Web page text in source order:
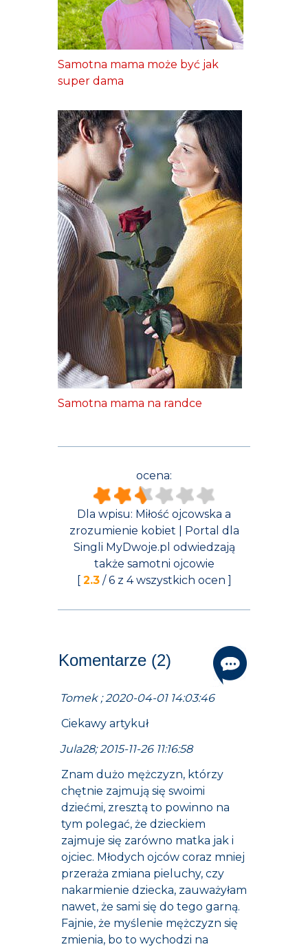
Samotna mama może być jak
super dama
Samotna mama na randce
ocena:
Dla wpisu: Miłość ojcowska a
zrozumienie kobiet | Portal dla
Singli MyDwoje.pl odwiedzają
także samotni ojcowie
[ 2.3/6z 4wszystkich ocen ]
Komentarze (2)
Tomek ; 2020-04-01 14:03:46
Ciekawy artykuł
Jula28; 2015-11-26 11:16:58
Znam dużo mężczyzn, którzy
chętnie zajmują się swoimi
dziećmi, zresztą to powinno na
tym polegać, że dzieckiem
zajmuje się zarówno matka jak i
ojciec. Młodych ojców coraz mniej
przeraża zmiana pieluchy, czy
nakarmienie dziecka, zauważyłam
nawet, że sami się do tego garną.
Fajnie, że myślenie mężczyzn się
zmienia, bo to wychodzi na